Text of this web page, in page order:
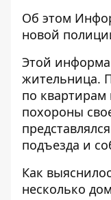
Об этом
новой
Этой
жительница.
по квартирам
похороны
подъезда и
Как
несколько